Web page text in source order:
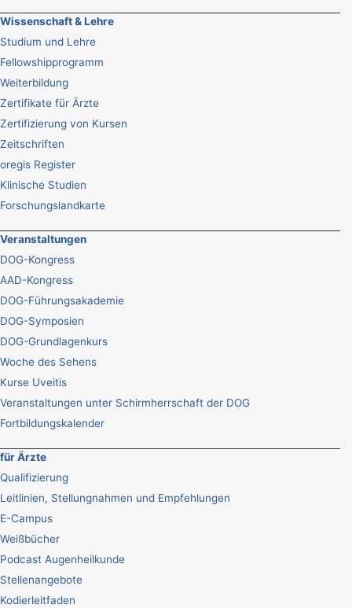
Wissenschaft & Lehre
Studium und Lehre
Fellowshipprogramm
Weiterbildung
Zertifikate für Ärzte
Zertifizierung von Kursen
Zeitschriften
oregis Register
Klinische Studien
Forschungslandkarte
Veranstaltungen
DOG-Kongress
AAD-Kongress
DOG-Führungsakademie
DOG-Symposien
DOG-Grundlagenkurs
Woche des Sehens
Kurse Uveitis
Veranstaltungen unter Schirmherrschaft der DOG
Fortbildungskalender
für Ärzte
Qualifizierung
Leitlinien, Stellungnahmen und Empfehlungen
E-Campus
Weißbücher
Podcast Augenheilkunde
Stellenangebote
Kodierleitfaden